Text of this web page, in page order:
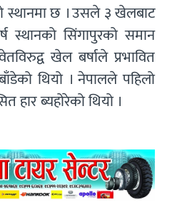
स्थानमा छ । उसले ३ खेलबाट
सिंगापुरको समान
खेल बर्षाले प्रभावित
थियो । नेपालले पहिलो
हार ब्यहोरेको थियो ।